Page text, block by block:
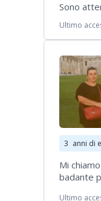
Sono
Ultimo
3 anni di
Mi
badante
Ultimo